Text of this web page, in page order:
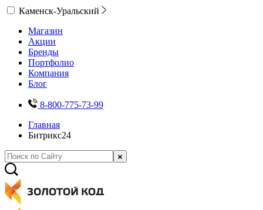
Каменск-Уральский
Магазин
Акции
Бренды
Портфолио
Компания
Блог
8-800-775-73-99
Главная
Битрикс24